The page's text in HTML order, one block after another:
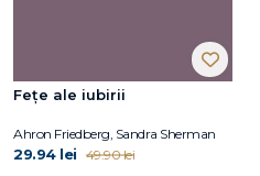
Fețe ale iubirii
Ahron Friedberg, Sandra Sherman
29.94 lei 49.90 lei